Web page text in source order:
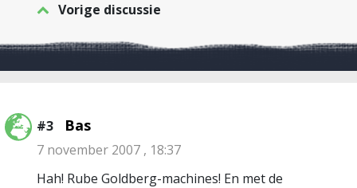
Vorige discussie
#3 Bas
7 november 2007 , 18:37
Hah! Rube Goldberg-machines! En met de